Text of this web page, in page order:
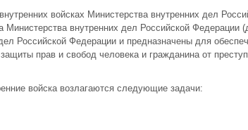
войсках Министерства внут­ренних дел
Мини­стерства внутренних дел Российской Федерации
Российской Федерации и предназначены для
прав и свобод человека и гражданина от
войска возлагаются следующие задачи: